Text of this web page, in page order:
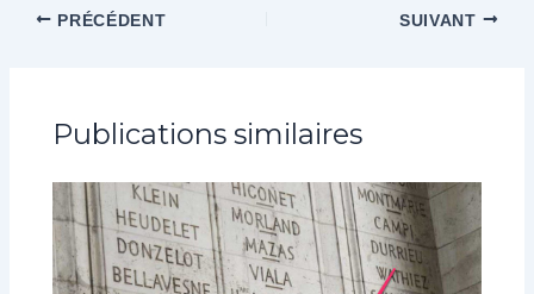
PRÉCÉDENT SUIVANT
Publications similaires